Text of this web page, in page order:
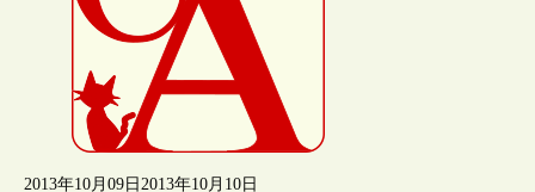
2013年10月09日 2013年10月10日